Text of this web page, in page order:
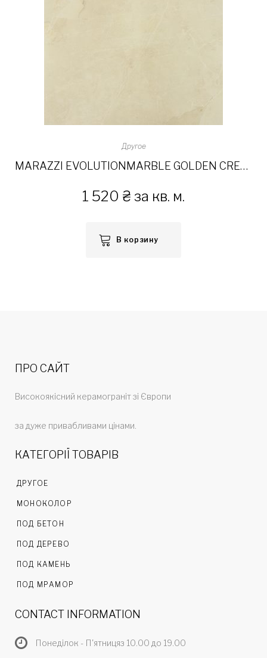
Другое
MARAZZI EVOLUTIONMARBLE GOLDEN CREAM LUX 58×58
1 520 ₴ за кв. м.
В корзину
ПРО САЙТ
Високоякісний керамограніт зі Європи
за дуже привабливами цінами.
КАТЕГОРІЇ ТОВАРІВ
ДРУГОЕ
МОНОКОЛОР
ПОД БЕТОН
ПОД ДЕРЕВО
ПОД КАМЕНЬ
ПОД МРАМОР
CONTACT INFORMATION
Понеділок - П'ятницяз 10.00 до 19.00